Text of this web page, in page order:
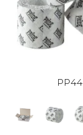
PP44